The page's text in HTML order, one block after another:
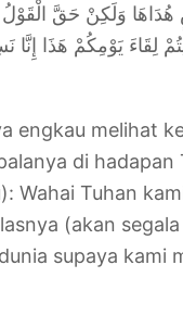
كُلَّ نَفْسٍ هُدَاهَا وَلَكِنْ حَقَّ
بِمَا نَسِيتُمْ لِقَاءَ يَوْمِكُمْ
engkau melihat
di hadapan
Wahai Tuhan
(akan
supaya kami